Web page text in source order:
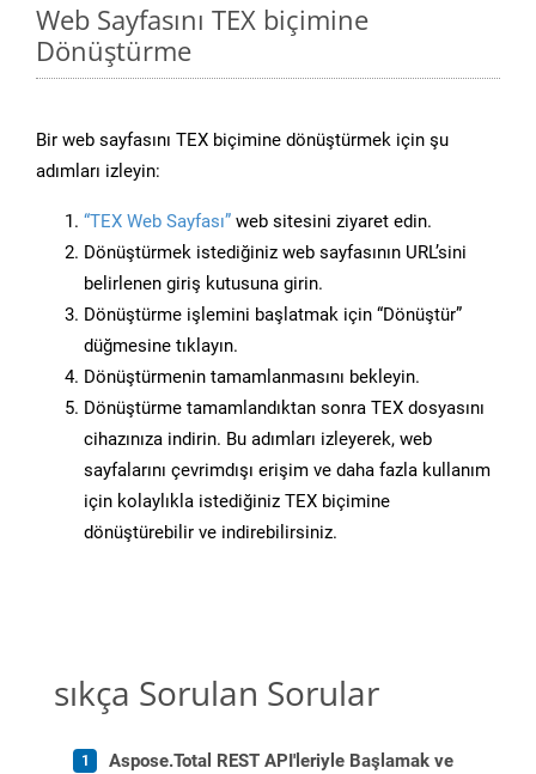
Web Sayfasını TEX biçimine
Dönüştürme
Bir web sayfasını TEX biçimine dönüştürmek için şu
adımları izleyin:
“TEX Web Sayfası” web sitesini ziyaret edin.
Dönüştürmek istediğiniz web sayfasının URL’sini
belirlenen giriş kutusuna girin.
Dönüştürme işlemini başlatmak için “Dönüştür”
düğmesine tıklayın.
Dönüştürmenin tamamlanmasını bekleyin.
Dönüştürme tamamlandıktan sonra TEX dosyasını
cihazınıza indirin. Bu adımları izleyerek, web
sayfalarını çevrimdışı erişim ve daha fazla kullanım
için kolaylıkla istediğiniz TEX biçimine
dönüştürebilir ve indirebilirsiniz.
sıkça Sorulan Sorular
Aspose.Total REST API'leriyle Başlamak ve